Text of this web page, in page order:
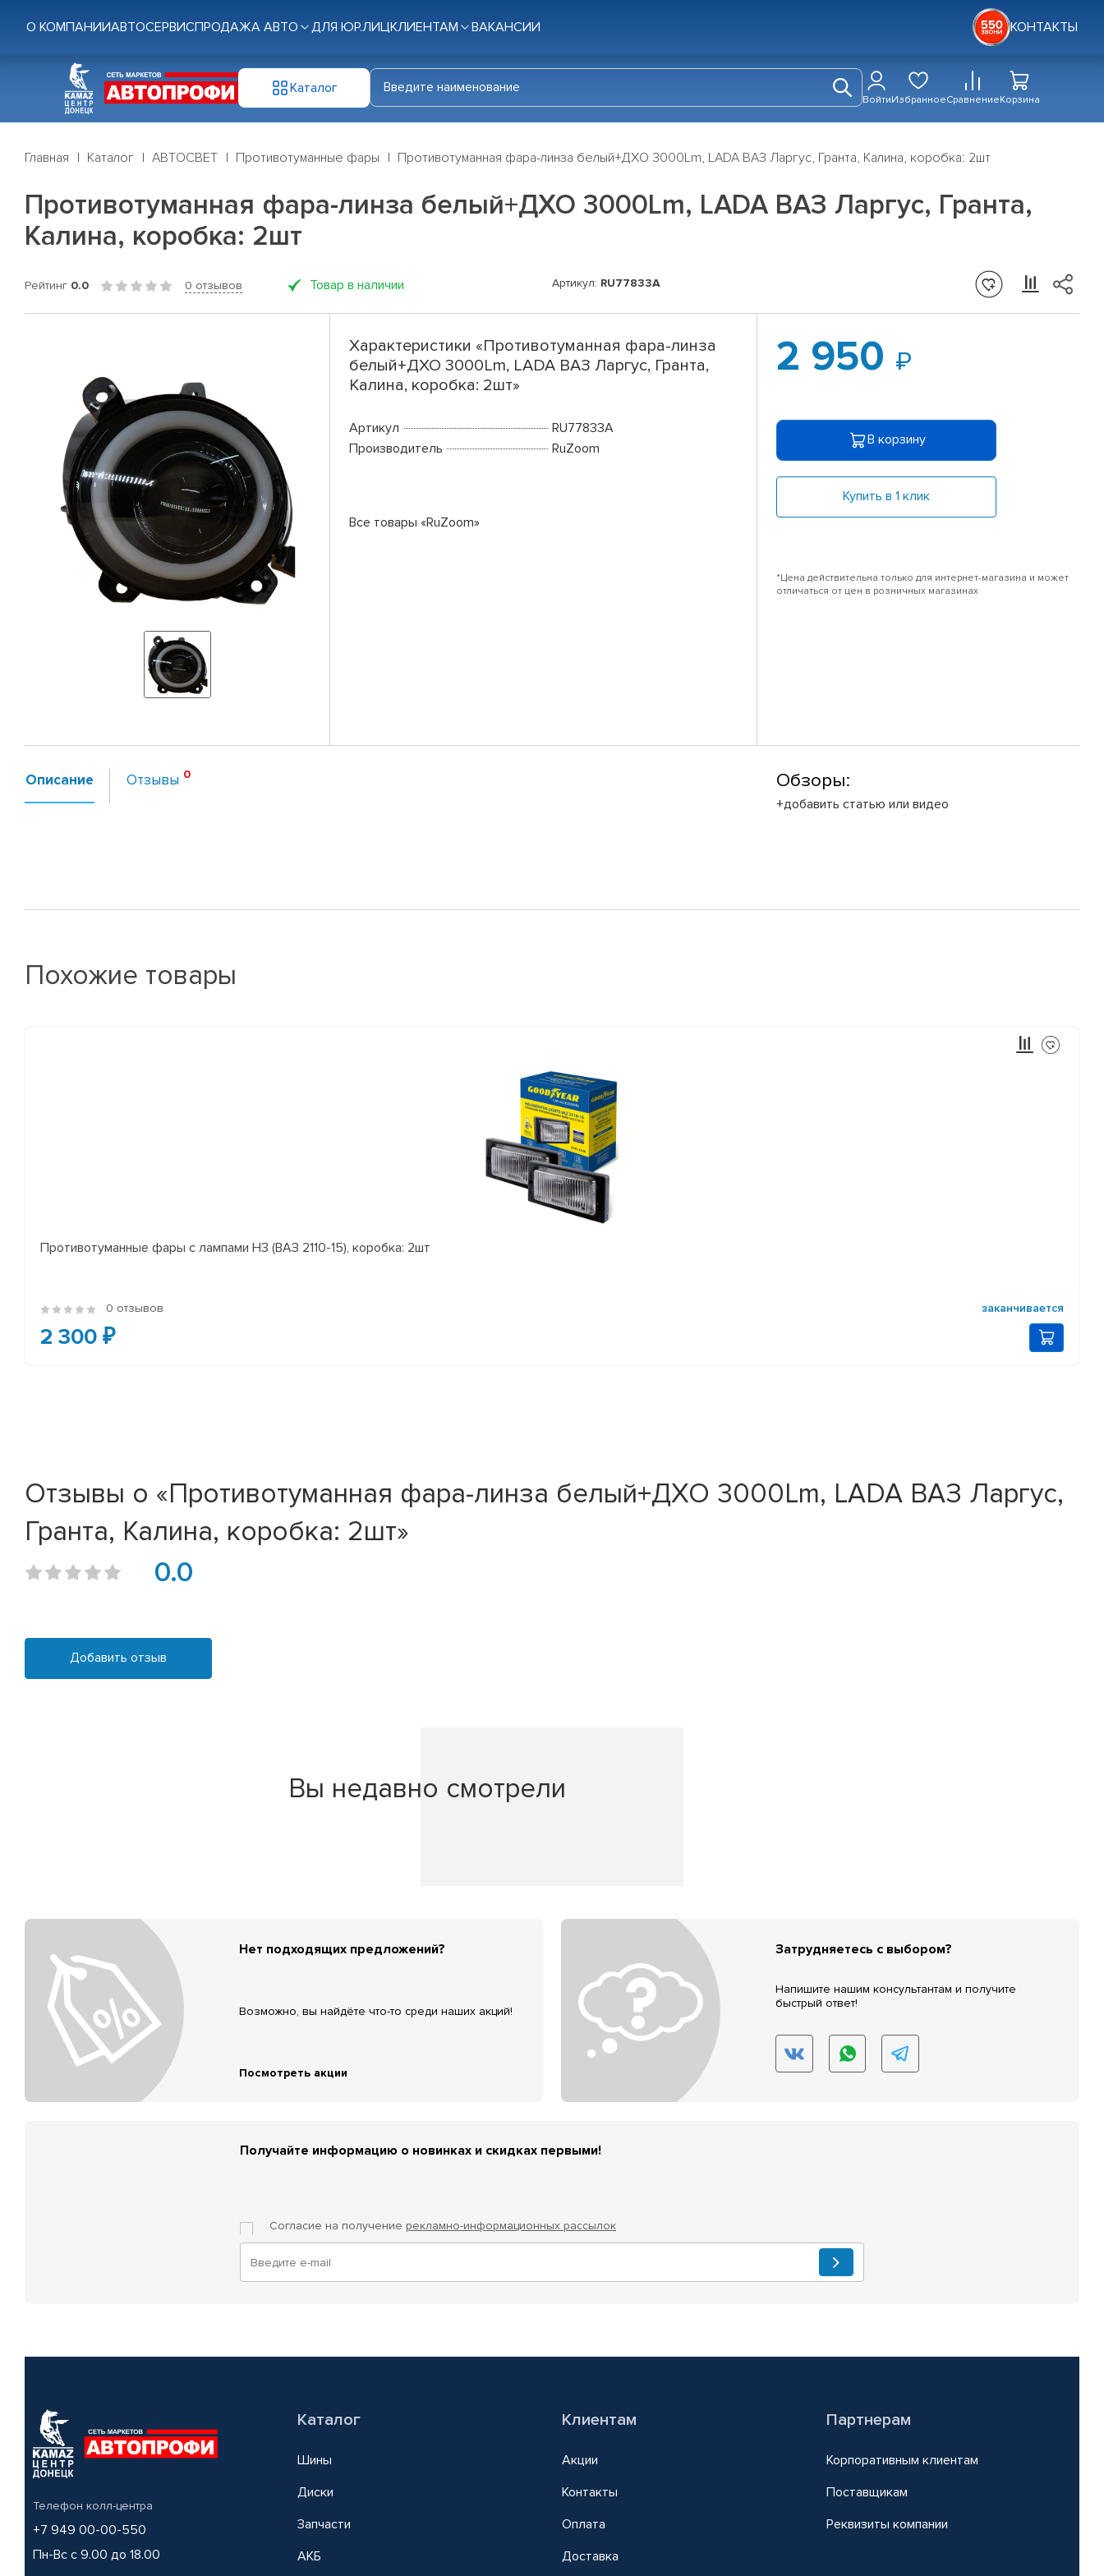
О КОМПАНИИАВТОСЕРВИСПРОДАЖА АВТО ДЛЯ ЮР.ЛИЦКЛИЕНТАМ ВАКАНСИИ КОНТАКТЫ
Каталог
ВойтиИзбранноеСравнениеКорзина
Главная Каталог АВТОСВЕТ Противотуманные фары Противотуманная фара-линза белый+ДХО 3000Lm, LADA ВАЗ Ларгус, Гранта, Калина, коробка: 2шт
Противотуманная фара-линза белый+ДХО 3000Lm, LADA ВАЗ Ларгус, Гранта,
Калина, коробка: 2шт
Рейтинг 0.0 0 отзывов Товар в наличии Артикул: RU77833A
Характеристики «Противотуманная фара-линза
белый+ДХО 3000Lm, LADA ВАЗ Ларгус, Гранта,
Калина, коробка: 2шт»
Артикул
RU77833A
Производитель
RuZoom
Все товары «RuZoom»
2 950
В корзину
Купить в 1 клик
*Цена действительна только для интернет-магазина и может
отличаться от цен в розничных магазинах
Описание Отзывы Обзоры:
+добавить статью или видео
Похожие товары
Противотуманные фары с лампами H3 (ВАЗ 2110-15), коробка: 2шт
0 отзывов заканчивается
2 300 ₽
Отзывы о «Противотуманная фара-линза белый+ДХО 3000Lm, LADA ВАЗ Ларгус,
Гранта, Калина, коробка: 2шт»
0.0
Добавить отзыв
Вы недавно смотрели
Нет подходящих предложений?
Возможно, вы найдёте что-то среди наших акций!
Посмотреть акции
Затрудняетесь с выбором?
Напишите нашим консультантам и получите
быстрый ответ!
Получайте информацию о новинках и скидках первыми!
Согласие на получение рекламно-информационных рассылок
Телефон колл-центра
+7 949 00-00-550
Пн-Вс с 9.00 до 18.00
Каталог
Шины
Диски
Запчасти
АКБ
Клиентам
Акции
Контакты
Оплата
Доставка
Партнерам
Корпоративным клиентам
Поставщикам
Реквизиты компании